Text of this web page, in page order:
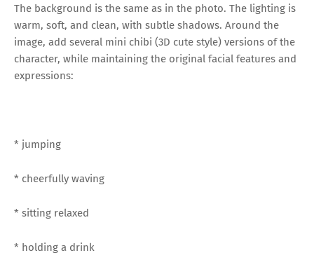
The background is the same as in the photo. The lighting is
warm, soft, and clean, with subtle shadows. Around the
image, add several mini chibi (3D cute style) versions of the
character, while maintaining the original facial features and
expressions:
* jumping
* cheerfully waving
* sitting relaxed
* holding a drink